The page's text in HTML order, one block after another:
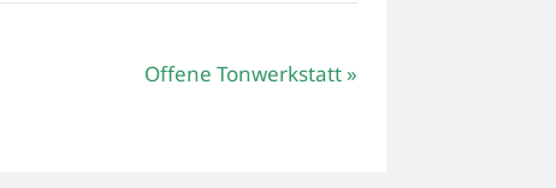
Offene Tonwerkstatt »